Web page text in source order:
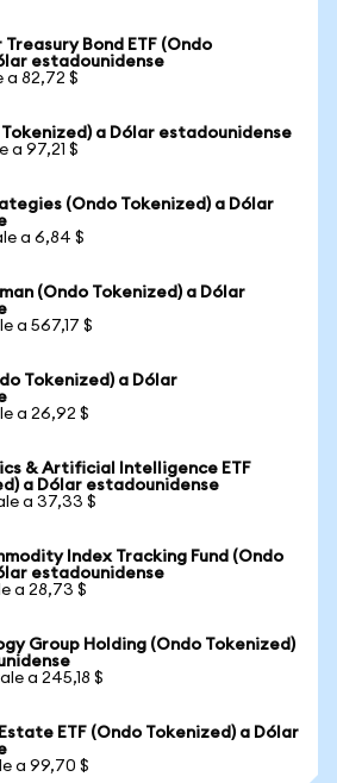
Treasury Bond ETF (Ondo
estadounidense
a 82,72 $
a Dólar estadounidense
a 97,21 $
(Ondo Tokenized) a Dólar
a 6,84 $
(Ondo Tokenized) a Dólar
a 567,17 $
Tokenized) a Dólar
a 26,92 $
& Artificial Intelligence ETF
a Dólar estadounidense
a 37,33 $
Index Tracking Fund (Ondo
estadounidense
a 28,73 $
Group Holding (Ondo Tokenized)
a 245,18 $
ETF (Ondo Tokenized) a Dólar
a 99,70 $